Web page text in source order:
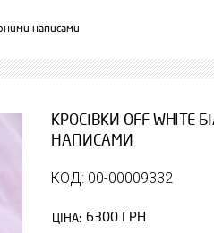
написами
КРОСІВКИ OFF WHITE
НАПИСАМИ
КОД: 00-00009332
ЦІНА: 6300 ГРН